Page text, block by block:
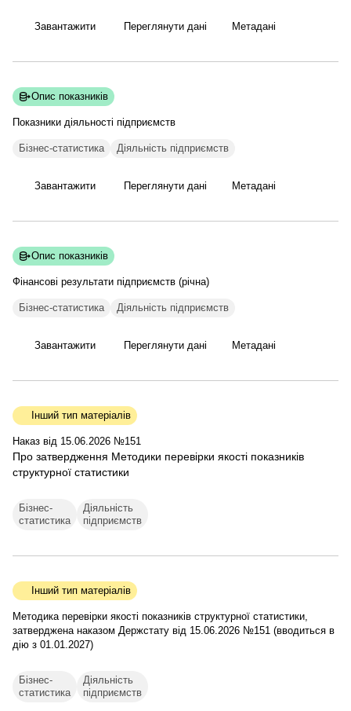
Завантажити Переглянути дані Метадані
Опис показників
Показники діяльності підприємств
Бізнес-статистика Діяльність підприємств
Завантажити Переглянути дані Метадані
Опис показників
Фінансові результати підприємств (річна)
Бізнес-статистика Діяльність підприємств
Завантажити Переглянути дані Метадані
Інший тип матеріалів
Наказ від 15.06.2026 №151
Про затвердження Методики перевірки якості показників
структурної статистики
Бізнес-
статистика
Діяльність
підприємств
Інший тип матеріалів
Методика перевірки якості показників структурної статистики,
затверджена наказом Держстату від 15.06.2026 №151 (вводиться в
дію з 01.01.2027)
Бізнес-
статистика
Діяльність
підприємств